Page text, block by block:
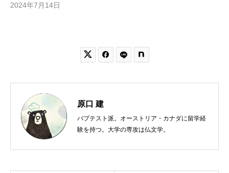
2024年7月14日
 
原口 建
バプテスト派。オーストリア・カナダに留学経
験を持つ。大学の専攻は仏文学。